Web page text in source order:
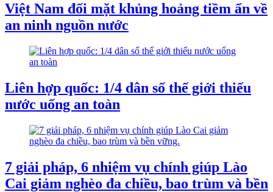
Việt Nam đối mặt khủng hoảng tiềm ẩn về
an ninh nguồn nước
Liên hợp quốc: 1/4 dân số thế giới thiếu
nước uống an toàn
7 giải pháp, 6 nhiệm vụ chính giúp Lào
Cai giảm nghèo đa chiều, bao trùm và bền